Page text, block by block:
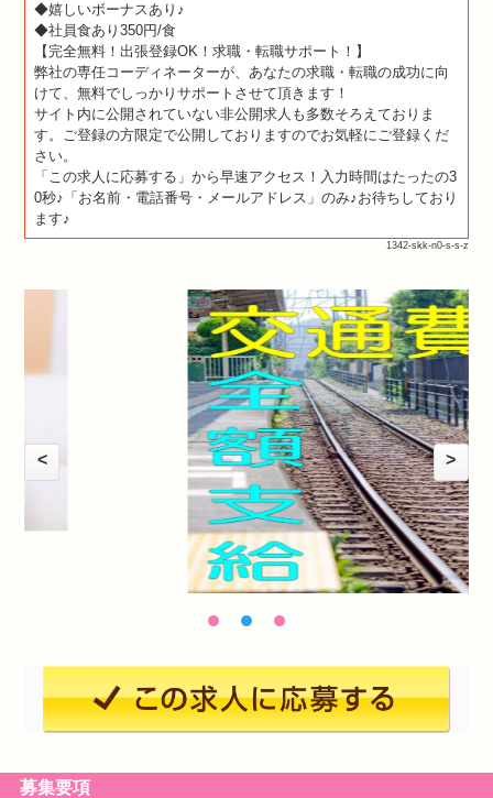
◆嬉しいボーナスあり♪
◆社員食あり350円/食
【完全無料！出張登録OK！求職・転職サポート！】
弊社の専任コーディネーターが、あなたの求職・転職の成功に向
けて、無料でしっかりサポートさせて頂きます！
サイト内に公開されていない非公開求人も多数そろえておりま
す。ご登録の方限定で公開しておりますのでお気軽にご登録くだ
さい。
「この求人に応募する」から早速アクセス！入力時間はたったの3
0秒♪「お名前・電話番号・メールアドレス」のみ♪お待ちしており
ます♪
1342-skk-n0-s-s-z
< >
募集要項